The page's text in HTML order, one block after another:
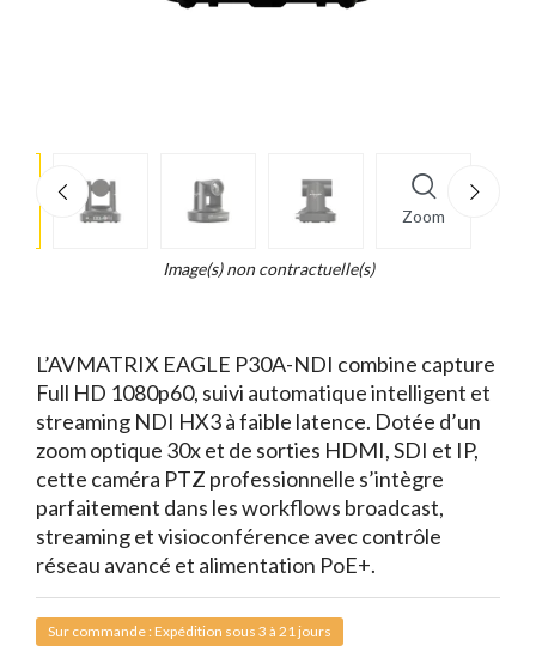
Zoom
Image(s) non contractuelle(s)
L’AVMATRIX EAGLE P30A-NDI combine capture
Full HD 1080p60, suivi automatique intelligent et
streaming NDI HX3 à faible latence. Dotée d’un
zoom optique 30x et de sorties HDMI, SDI et IP,
cette caméra PTZ professionnelle s’intègre
parfaitement dans les workflows broadcast,
streaming et visioconférence avec contrôle
réseau avancé et alimentation PoE+.
Sur commande : Expédition sous 3 à 21 jours